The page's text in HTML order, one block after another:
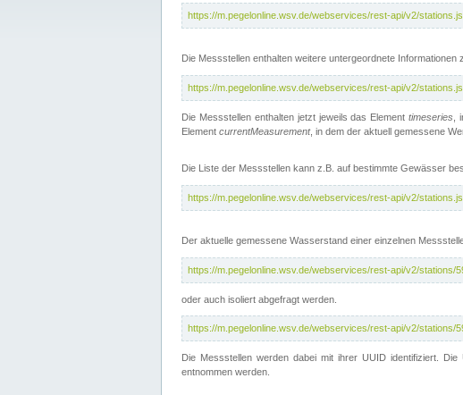
https://m.pegelonline.wsv.de/webservices/rest-api/v2/
Die Messstellen enthalten weitere untergeordnete
https://m.pegelonline.wsv.de/webservices/rest-api/v2/
Die Messstellen enthalten jetzt jeweils das Elementtimeseries ,
Element currentMeasurement, in dem der aktuell gemessene
Die Liste der Messstellen kann z.B. auf bestimmte Gewässer
https://m.pegelonline.wsv.de/webservices/rest-api/v2/
Der aktuelle gemessene Wasserstand einer einzelnen
https://m.pegelonline.wsv.de/webservices/rest-api/v2/stations/
oder auch isoliert abgefragt werden.
https://m.pegelonline.wsv.de/webservices/rest-api/v2/stations/
Die Messstellen werden dabei mit ihrer UUID identifiziert.
entnommen werden.